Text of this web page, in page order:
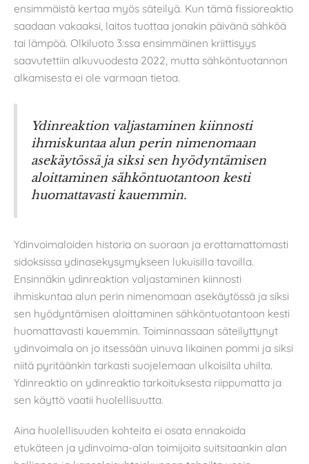
ensimmäistä kertaa myös säteilyä. Kun tämä fissioreaktio
saadaan vakaaksi, laitos tuottaa jonakin päivänä sähköä
tai lämpöä. Olkiluoto 3:ssa ensimmäinen kriittisyys
saavutettiin alkuvuodesta 2022, mutta sähköntuotannon
alkamisesta ei ole varmaan tietoa.
Ydinreaktion valjastaminen kiinnosti
ihmiskuntaa alun perin nimenomaan
asekäytössä ja siksi sen hyödyntämisen
aloittaminen sähköntuotantoon kesti
huomattavasti kauemmin.
Ydinvoimaloiden historia on suoraan ja erottamattomasti
sidoksissa ydinasekysymykseen lukuisilla tavoilla.
Ensinnäkin ydinreaktion valjastaminen kiinnosti
ihmiskuntaa alun perin nimenomaan asekäytössä ja siksi
sen hyödyntämisen aloittaminen sähköntuotantoon kesti
huomattavasti kauemmin. Toiminnassaan säteilyttynyt
ydinvoimala on jo itsessään uinuva likainen pommi ja siksi
niitä pyritäänkin tarkasti suojelemaan ulkoisilta uhilta.
Ydinreaktio on ydinreaktio tarkoituksesta riippumatta ja
sen käyttö vaatii huolellisuutta.
Aina huolellisuuden kohteita ei osata ennakoida
etukäteen ja ydinvoima-alan toimijoita suitsitaankin alan